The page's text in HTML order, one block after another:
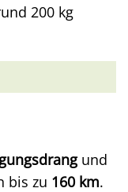
200 kg
und
bis zu 160 km.